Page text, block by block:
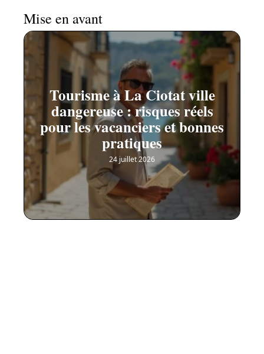
Mise en avant
Tourisme à La Ciotat ville
dangereuse : risques réels
pour les vacanciers et bonnes
pratiques
24 juillet 2026